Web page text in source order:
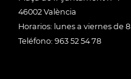
46002 València
Horarios: lunes a viernes de
Teléfono: 963 52 54 78